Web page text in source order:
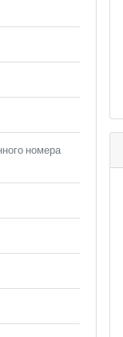
номера